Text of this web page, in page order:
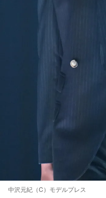
中沢元紀（C）モデルプレス